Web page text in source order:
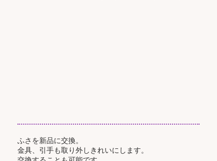
ふさを新品に交換。
金具、引手も取り外しきれいにします。